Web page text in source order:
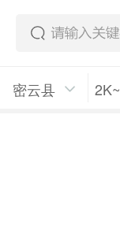
密云县